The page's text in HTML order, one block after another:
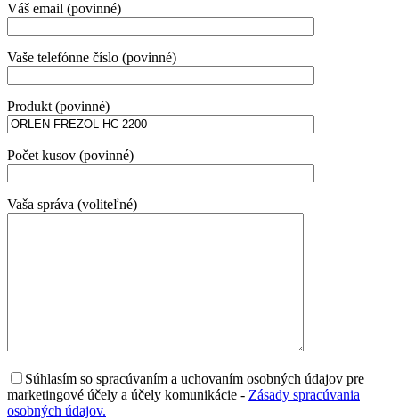
Váš email (povinné)
Vaše telefónne číslo (povinné)
Produkt (povinné)
Počet kusov (povinné)
Vaša správa (voliteľné)
Súhlasím so spracúvaním a uchovaním osobných údajov pre
marketingové účely a účely komunikácie - Zásady spracúvania
osobných údajov.